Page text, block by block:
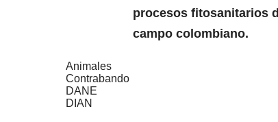
procesos fitosanitarios
campo colombiano.
Animales
Contrabando
DANE
DIAN